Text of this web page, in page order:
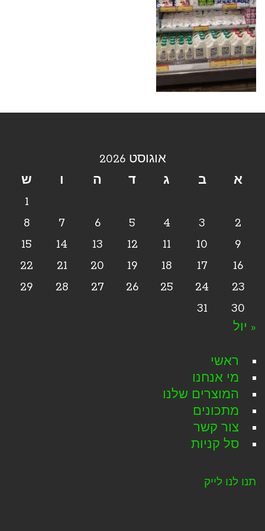
אוגוסט 2026
א
ב ג ד ה ו
ש
1
2
3
4
5
6
7
8
9
10
11
12
13
14
15
16
17
18
19
20
21
22
23
24
25
26
27
28
29
30
31
« יול
ראשי
מי אנחנו
המוצרים שלנו
מתכונים
צור קשר
סל קניות
תנו לנו לייק